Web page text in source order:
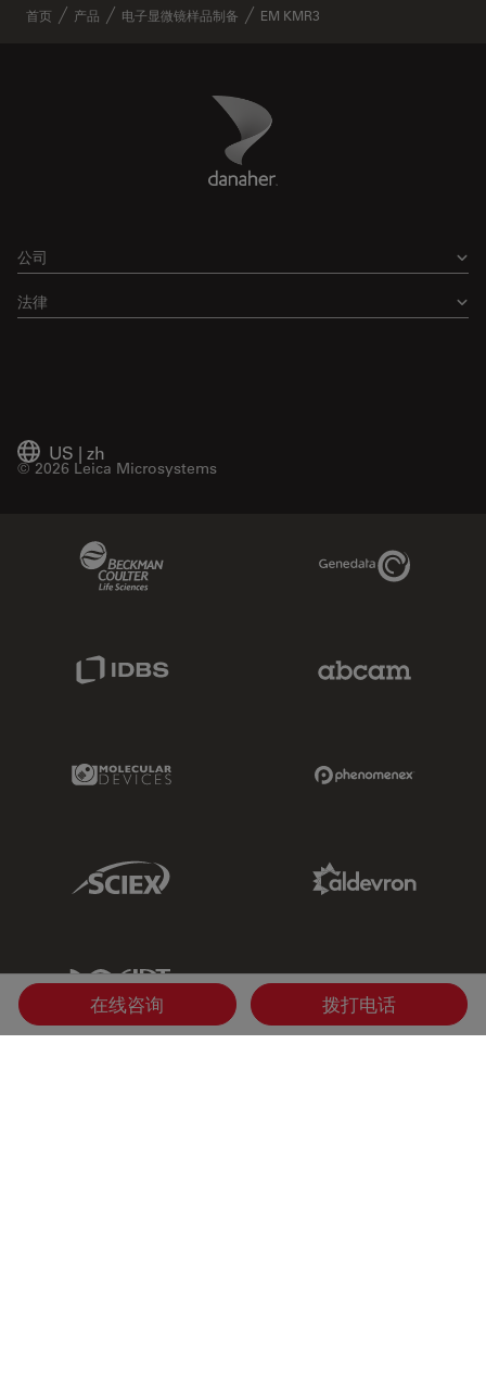
首页 产品 电子显微镜样品制备 EM KMR3
Danaher Logo
公司
法律
US | zh
© 2026 Leica Microsystems
Genedata Link
Molecular Devices Link
Sciex Link
IDT Link
在线咨询 拨打电话